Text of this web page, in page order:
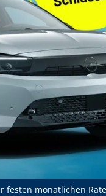
festen monatlichen